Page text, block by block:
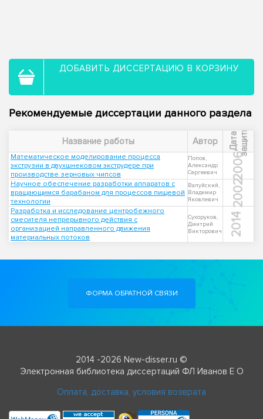
ДОБАВИТЬ ДИССЕРТАЦИЮ В КОРЗИНУ
Рекомендуемые диссертации данного раздела
Название работы Автор Д
а
т
а
з
а
щ
и
т ы
Математическое моделирование процесса
экструзии в двухшнековом экструдере при
производстве зерновых чипсов
Попов,
Александр
Сергеевич
2006
Научное обеспечение разработки аппаратов с
вращающимся барабаном для процессов пищевой
технологии
Валуйский,
Владимир
Яковлевич
2002
Разработка и исследование центробежного
смесителя непрерывного действия с
организацией направленного движения
материальных потоков
Сухоруков,
Дмитрий
Викторович
2014
ФОРМА ОБРАТНОЙ СВЯЗИ
2014 -2026 New-disser.ru ©
Электронная библиотека диссертаций ФЛ Иванов Е О
Оплата, доставка, условия возврата